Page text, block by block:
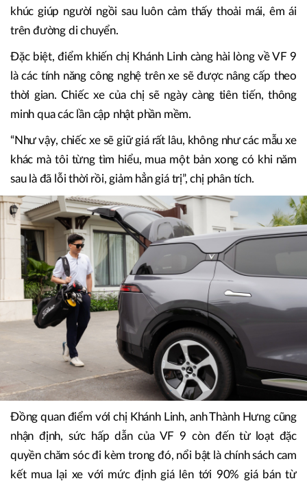
khúc giúp người ngồi sau luôn cảm thấy thoải mái, êm ái
trên đường di chuyển.
Đặc biệt, điểm khiến chị Khánh Linh càng hài lòng về VF 9
là các tính năng công nghệ trên xe sẽ được nâng cấp theo
thời gian. Chiếc xe của chị sẽ ngày càng tiên tiến, thông
minh qua các lần cập nhật phần mềm.
“Như vậy, chiếc xe sẽ giữ giá rất lâu, không như các mẫu xe
khác mà tôi từng tìm hiểu, mua một bản xong có khi năm
sau là đã lỗi thời rồi, giảm hẳn giá trị”, chị phân tích.
Đồng quan điểm với chị Khánh Linh, anh Thành Hưng cũng
nhận định, sức hấp dẫn của VF 9 còn đến từ loạt đặc
quyền chăm sóc đi kèm trong đó, nổi bật là chính sách cam
kết mua lại xe với mức định giá lên tới 90% giá bán từ